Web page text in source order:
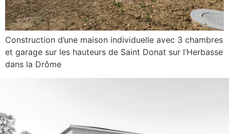
Construction d’une maison individuelle avec 3 chambres
et garage sur les hauteurs de Saint Donat sur l’Herbasse
dans la Drôme